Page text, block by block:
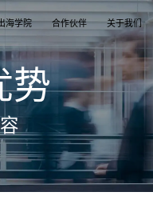
海学院 合作伙伴 关于我们
独立站
用个性化独立站高效承接兴趣流量跑通从拉新到
复购的私域增长飞轮
开店/建站
TikTok Shop开店 | Shopify建站 | 亚马逊开店
媒介采买
品牌新闻
公司及品牌最新业务发展动态
势